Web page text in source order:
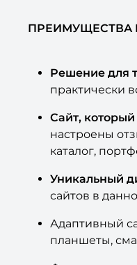
ПРЕИМУЩЕСТВА
Решение для
практически
Сайт,
настроены
каталог,
Уникальный
сайтов в
Адаптивный
планшеты,